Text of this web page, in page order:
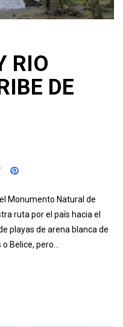
RIO
DE
Monumento Natural de
ruta por el país hacia el
playas de arena blanca de
Belice, pero…